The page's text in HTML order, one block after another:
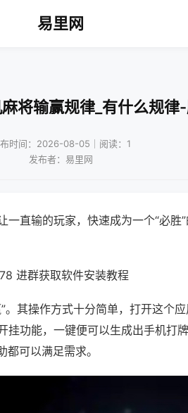
易里网
将输赢规律_有什么规律
时间：2026-08-05｜阅读：1
发布者：易里网
直输的玩家，快速成为一个“必胜
进群获取软件安装教程
。其操作方式十分简单，打开这个
挂功能，一键便可以生成出手机打
可以满足需求。